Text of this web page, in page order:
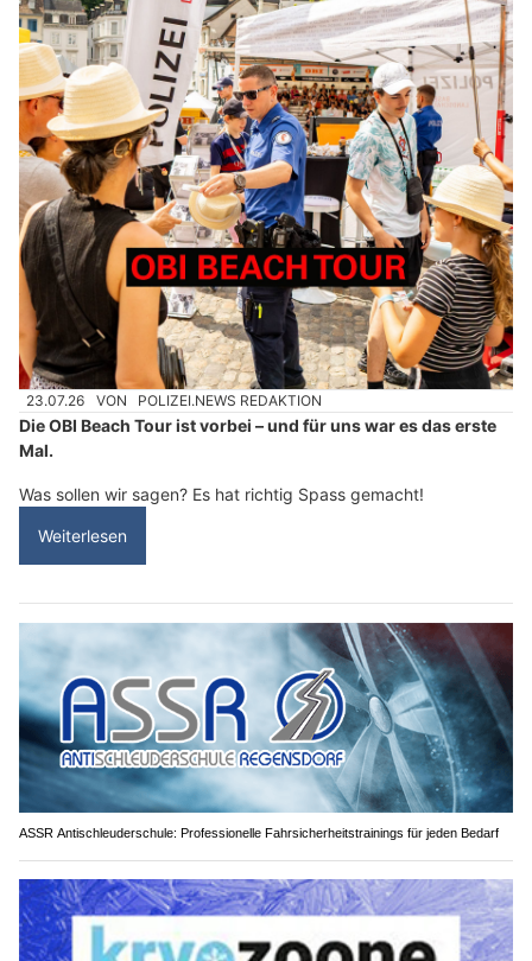
23.07.26 VON POLIZEI.NEWS REDAKTION
Die OBI Beach Tour ist vorbei – und für uns war es das erste
Mal.
Was sollen wir sagen? Es hat richtig Spass gemacht!
Weiterlesen
ASSR Antischleuderschule: Professionelle Fahrsicherheitstrainings für jeden Bedarf